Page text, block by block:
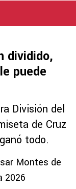
dividido,
puede
División del
de Cruz
todo.
Montes de
2026